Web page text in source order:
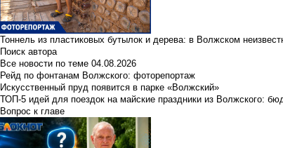
Тоннель из пластиковых бутылок и дерева: в Волжском
Поиск автора
Все новости по теме 04.08.2026
Рейд по фонтанам Волжского: фоторепортаж
Искусственный пруд появится в парке «Волжский»
ТОП-5 идей для поездок на майские праздники из Волжского:
Вопрос к главе